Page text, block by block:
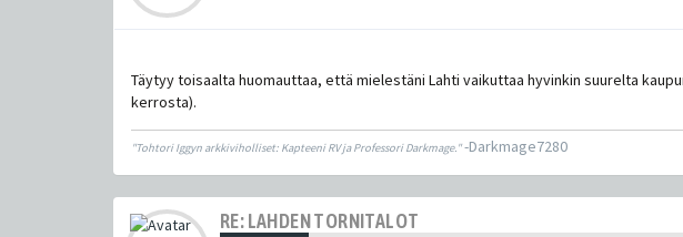
Täytyy toisaalta huomauttaa, että mielestäni Lahti vaikuttaa hyvinkin suurelta
kerrosta).
"Tohtori Iggyn arkkiviholliset: Kapteeni RV ja Professori Darkmage."-Darkmage7280
RE: LAHDEN TORNITALOT